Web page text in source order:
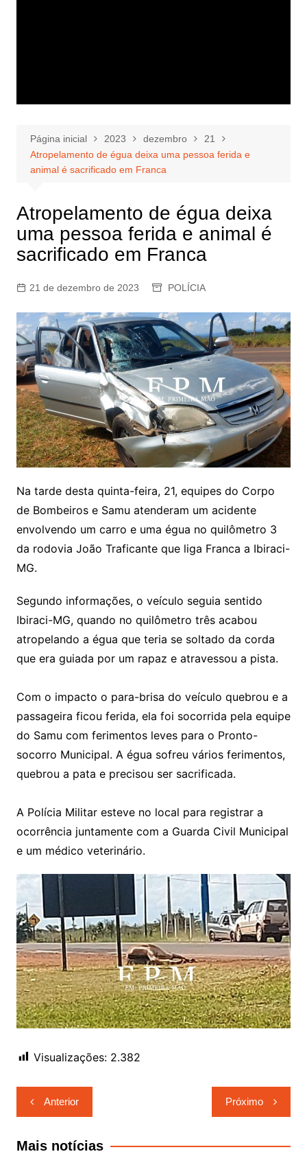
Página inicial 2023 dezembro
21
Atropelamento de égua deixa uma pessoa ferida e
animal é sacrificado em Franca
Atropelamento de égua deixa
uma pessoa ferida e animal é
sacrificado em Franca
21 de dezembro de 2023 POLÍCIA
Na tarde desta quinta-feira, 21, equipes do Corpo
de Bombeiros e Samu atenderam um acidente
envolvendo um carro e uma égua no quilômetro 3
da rodovia João Traficante que liga Franca a Ibiraci-
MG.
Segundo informações, o veículo seguia sentido
Ibiraci-MG, quando no quilômetro três acabou
atropelando a égua que teria se soltado da corda
que era guiada por um rapaz e atravessou a pista.
Com o impacto o para-brisa do veículo quebrou e a
passageira ficou ferida, ela foi socorrida pela equipe
do Samu com ferimentos leves para o Pronto-
socorro Municipal. A égua sofreu vários ferimentos,
quebrou a pata e precisou ser sacrificada.
A Polícia Militar esteve no local para registrar a
ocorrência juntamente com a Guarda Civil Municipal
e um médico veterinário.
Visualizações: 2.382
Navegação
de
Post
Anterior Próximo
Mais notícias